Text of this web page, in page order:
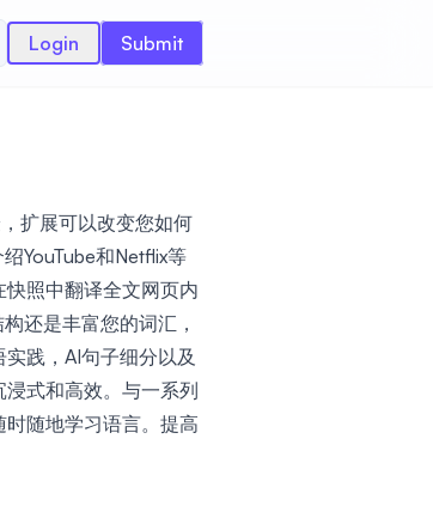
Login Submit
扩展可以改变您如何
YouTube和Netflix等
照中翻译全文网页内
还是丰富您的词汇，
践，AI句子细分以及
式和高效。与一系列
随地学习语言。提高